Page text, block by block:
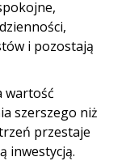
i pozostają
wartość
szerszego niż
przestaje
inwestycją.